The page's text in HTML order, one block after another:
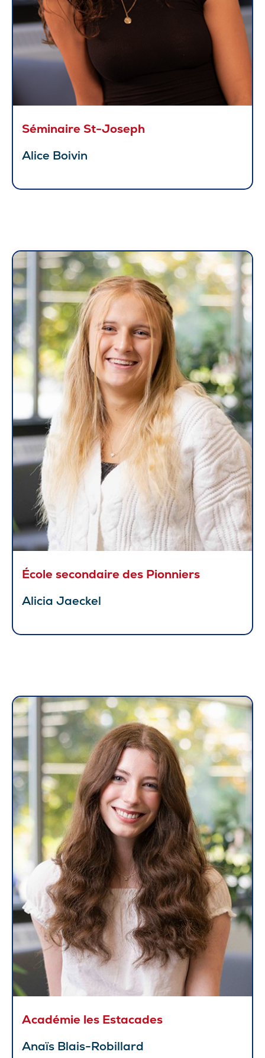
Séminaire St-Joseph
Alice Boivin
École secondaire des Pionniers
Alicia Jaeckel
Académie les Estacades
Anaïs Blais-Robillard